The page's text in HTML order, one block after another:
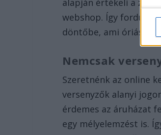
alapján értékeli a zsűri
webshop. Így
döntőbe, ami óriási
Nemcsak
Szeretnénk az online
versenyzők alanyi
érdemes az áruházat
egy mélyelemzést is.